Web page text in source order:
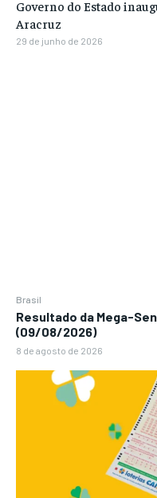
Brasil
Resultado da Mega-
(09/08/2026)
8 de agosto de 2026
Governo do Estado
Aracruz
29 de junho de 2026